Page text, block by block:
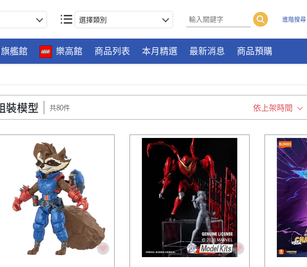
選擇類別 進階搜尋
旗艦館 樂高館 商品列表 本月精選 最新消息 商品預購
裝模型 共80件 依上架時間